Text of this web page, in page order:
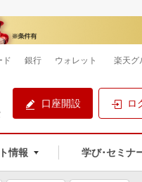
口座開設 ロ
情報 学び･セミナ
ド 銀行 ウォレット 楽天グ